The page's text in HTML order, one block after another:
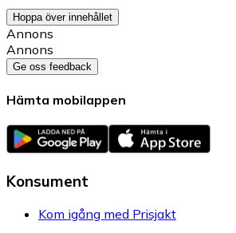
Hoppa över innehållet
Annons
Annons
Ge oss feedback
Hämta mobilappen
Konsument
Kom igång med Prisjakt